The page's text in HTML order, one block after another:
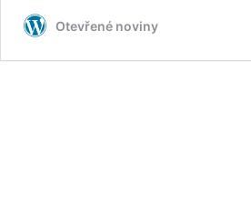
Otevřené noviny